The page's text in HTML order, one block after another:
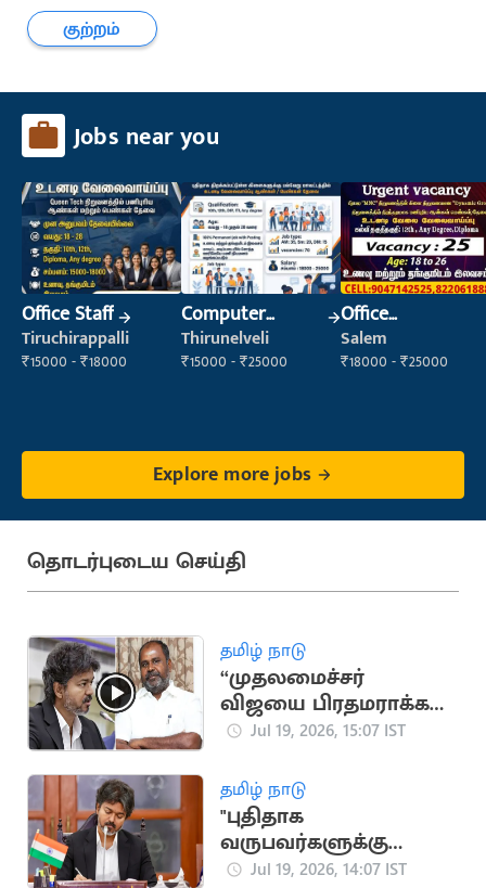
குற்றம்
Jobs near you
Office Staff
Tiruchirappalli
₹15000 - ₹18000
Computer
Operator
Thirunelveli
₹15000 - ₹25000
Office
Maintenance
Staff
Salem
₹18000 - ₹25000
Explore more jobs
தொடர்புடைய செய்தி
தமிழ் நாடு
“முதலமைச்சர்
விஜயை பிரதமராக்க
முயற்சி”.. மாஜி
பேச்சு
Jul 19, 2026, 15:07 IST
தமிழ் நாடு
"புதிதாக
வருபவர்களுக்கு
உடனடி பதவி
Jul 19, 2026, 14:07 IST